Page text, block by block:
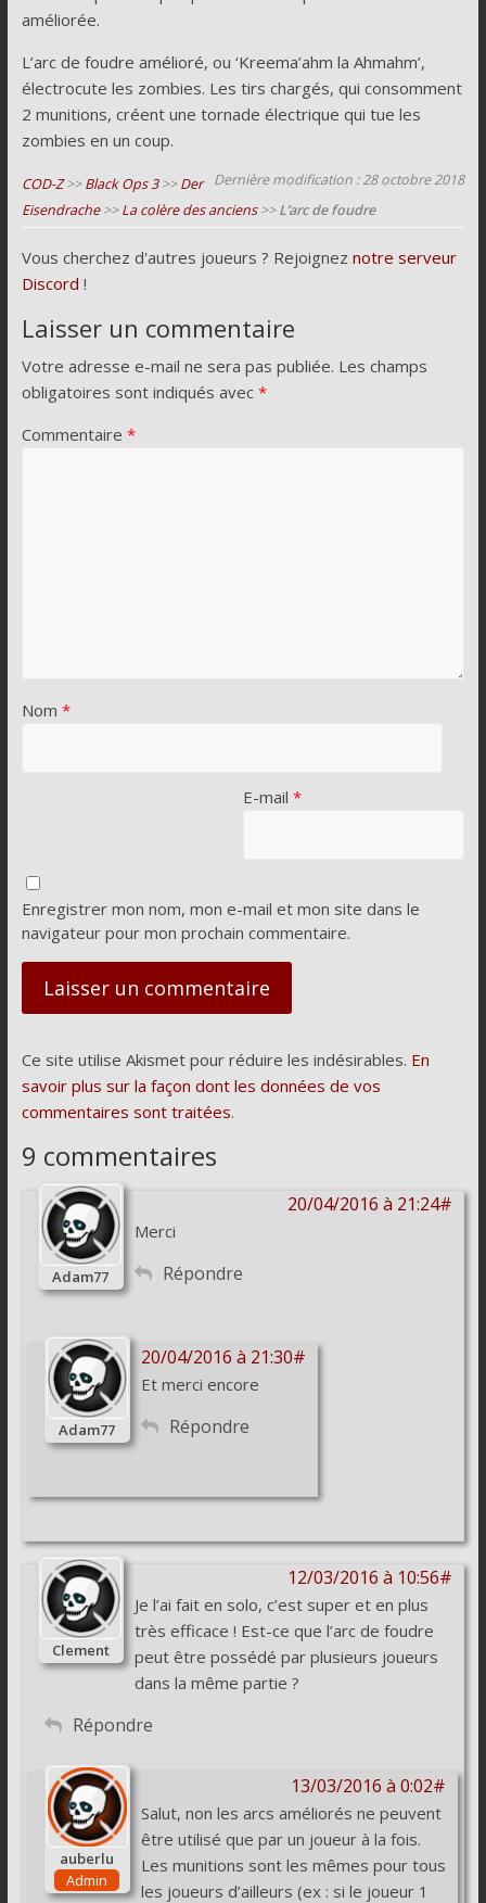
améliorée.
L’arc de foudre amélioré, ou ‘Kreema’ahm la Ahmahm’,
électrocute les zombies. Les tirs chargés, qui consomment
2 munitions, créent une tornade électrique qui tue les
zombies en un coup.
Dernière modification : 28 octobre 2018
COD-Z>>Black Ops 3>>Der
Eisendrache>>La colère des anciens>>L’arc de foudre
Vous cherchez d'autres joueurs ? Rejoignez notre serveur
Discord !
Laisser un commentaire
Votre adresse e-mail ne sera pas publiée. Les champs
obligatoires sont indiqués avec *
Commentaire *
Nom *
E-mail *
Enregistrer mon nom, mon e-mail et mon site dans le
navigateur pour mon prochain commentaire.
Ce site utilise Akismet pour réduire les indésirables. En
savoir plus sur la façon dont les données de vos
commentaires sont traitées.
9 commentaires
20/04/2016 à 21:24#
Adam77
Merci
Répondre
20/04/2016 à 21:30#
Adam77
Et merci encore
Répondre
12/03/2016 à 10:56#
Clement
Je l’ai fait en solo, c’est super et en plus
très efficace ! Est-ce que l’arc de foudre
peut être possédé par plusieurs joueurs
dans la même partie ?
Répondre
13/03/2016 à 0:02#
auberlu
Admin
Salut, non les arcs améliorés ne peuvent
être utilisé que par un joueur à la fois.
Les munitions sont les mêmes pour tous
les joueurs d’ailleurs (ex : si le joueur 1